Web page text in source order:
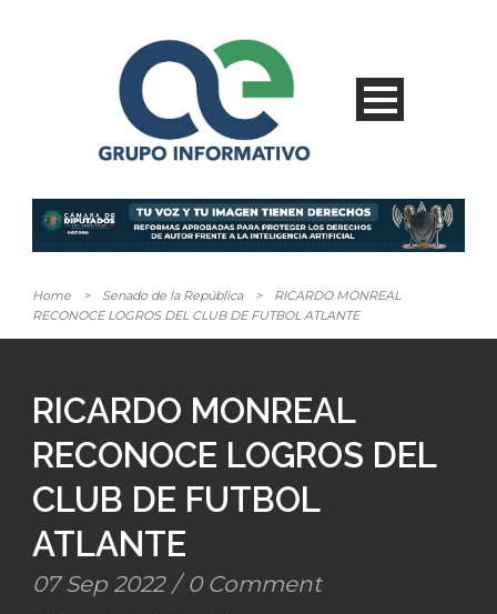
Home > Senado de la República >
RICARDO MONREAL
RECONOCE LOGROS DEL CLUB DE FUTBOL ATLANTE
RICARDO MONREAL
RECONOCE LOGROS DEL
CLUB DE FUTBOL
ATLANTE
07 Sep 2022 / 0 Comment